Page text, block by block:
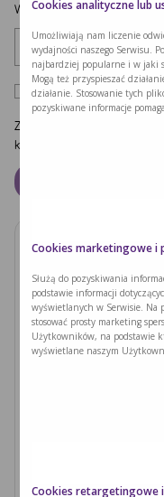
Witryna internetowa
Zapamiętaj moje dane w tej
komentarzy.
Zobacz również
Cookies analityczne lub
Umożliwiają nam liczenie
wydajności naszego Serwisu.
najbardziej popularne i w jaki
Mogą też przyspieszać
działanie. Stosowanie tych
pozyskiwane informacje
Cookies marketingowe i
Służą do pozyskiwania
podstawie informacji
wyświetlanych w Serwisie. Na
stosować prosty marketing
Użytkowników, na podstawie
wyświetlane naszym
Cookies retargetingowe